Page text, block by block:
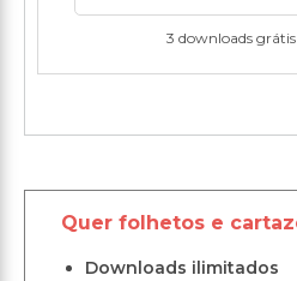
3 downloads
Quer folhetos e
Downloads ilimitados